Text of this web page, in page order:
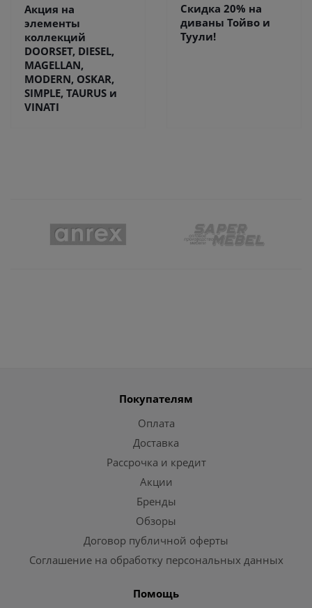
Акция на
элементы
коллекций
DOORSET, DIESEL,
MAGELLAN,
MODERN, OSKAR,
SIMPLE, TAURUS и
VINATI
Скидка 20% на
диваны Тойво и
Туули!
Покупателям
Оплата
Доставка
Рассрочка и кредит
Акции
Бренды
Обзоры
Договор публичной оферты
Соглашение на обработку персональных данных
Помощь